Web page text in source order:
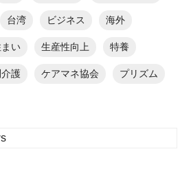
台湾 ビジネス 海外
い 生産性向上 特養
護 ケアマネ協会 プリズム